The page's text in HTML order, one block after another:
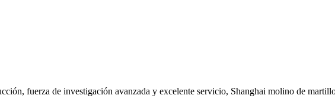
fuerza de investigación avanzada y excelente servicio, Shanghai molino de